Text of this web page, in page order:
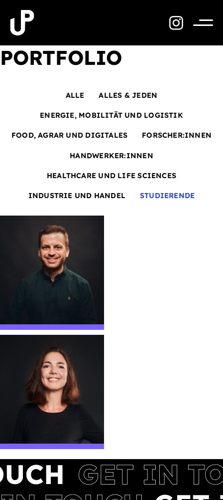
Inhalt
springen
PORTFOLIO
ALLE ALLES & JEDEN
ENERGIE, MOBILITÄT UND LOGISTIK
FOOD, AGRAR UND DIGITALES FORSCHER:INNEN
HANDWERKER:INNEN
HEALTHCARE UND LIFE SCIENCES
INDUSTRIE UND HANDEL STUDIERENDE